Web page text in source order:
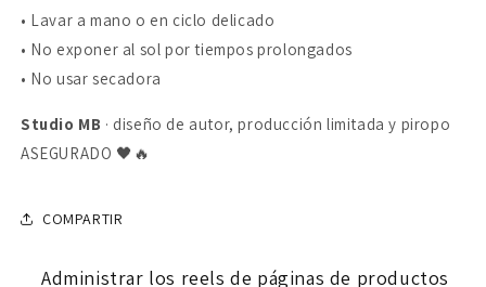
• Lavar a mano o en ciclo delicado
• No exponer al sol por tiempos prolongados
• No usar secadora
Studio MB · diseño de autor, producción limitada y piropo
ASEGURADO 🖤🔥
COMPARTIR
Administrar los reels de páginas de productos